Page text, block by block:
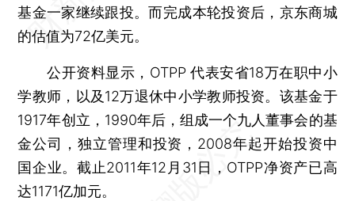
基金一家继续跟投。而完成本轮投资后，京东商城
的估值为72亿美元。
公开资料显示，OTPP 代表安省18万在职中小
学教师，以及12万退休中小学教师投资。该基金于
1917年创立，1990年后，组成一个九人董事会的基
金公司，独立管理和投资，2008年起开始投资中
国企业。截止2011年12月31日，OTPP净资产已高
达1171亿加元。